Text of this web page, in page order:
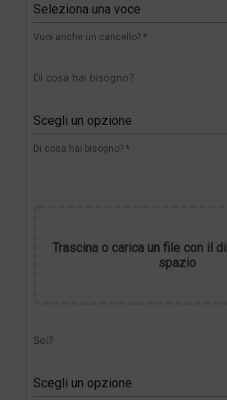
Seleziona una voce
Vuoi anche un cancello? *
Di cosa hai bisogno?
Scegli un opzione
Di cosa hai bisogno? *
Trascina o carica un file con il
spazio
Sei?
Scegli un opzione